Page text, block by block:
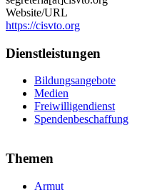
Website/URL
https://cisvto.org
Dienstleistungen
Bildungsangebote
Medien
Freiwilligendienst
Spendenbeschaffung
Themen
Armut